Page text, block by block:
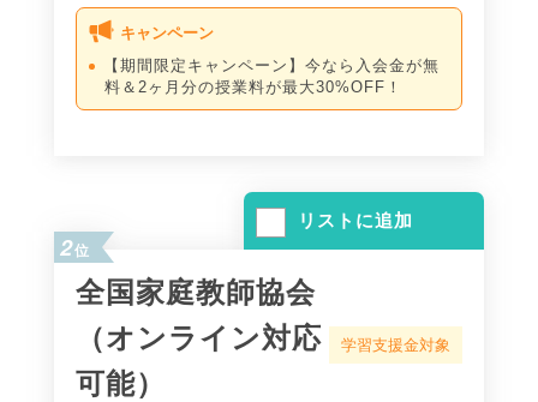
キャンペーン
【期間限定キャンペーン】今なら入会金が無
料＆2ヶ月分の授業料が最大30%OFF！
リストに追加
2位
全国家庭教師協会
（オンライン対応
可能）
学習支援金対象